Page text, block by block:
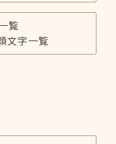
覧
文字一覧